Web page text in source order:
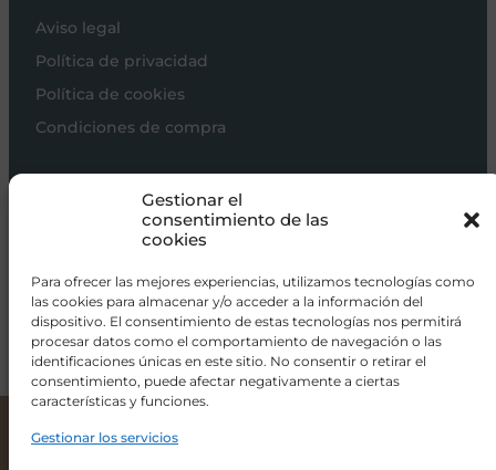
Gestionar el
consentimiento de las
cookies
Para ofrecer las mejores experiencias, utilizamos tecnologías como
las cookies para almacenar y/o acceder a la información del
dispositivo. El consentimiento de estas tecnologías nos permitirá
procesar datos como el comportamiento de navegación o las
identificaciones únicas en este sitio. No consentir o retirar el
consentimiento, puede afectar negativamente a ciertas
características y funciones.
Gestionar los servicios
Cybex Silla Lemo 3 en 1
Aviso legal
Política de privacidad
Política de cookies
Condiciones de compra
Carros de bebé
Sillas de paseo
Alimentación
Hogar
Viajar
info@donacoletas.com
+34 91 626 62 75